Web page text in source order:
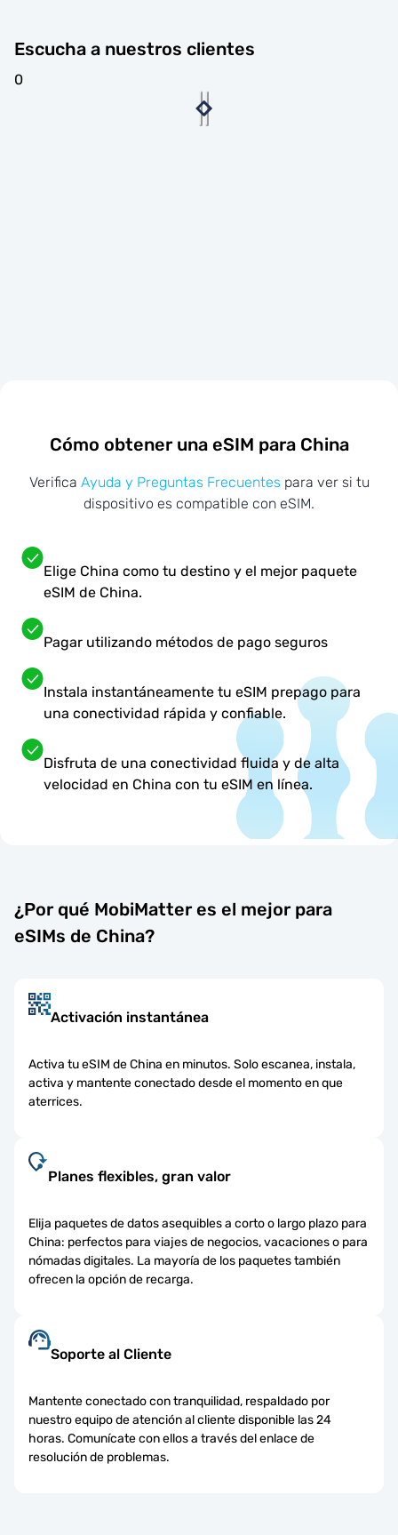
Escucha a nuestros clientes
0
Cómo obtener una eSIM para China
Verifica Ayuda y Preguntas Frecuentes para ver si tu
dispositivo es compatible con eSIM.
Elige China como tu destino y el mejor paquete
eSIM de China.
Pagar utilizando métodos de pago seguros
Instala instantáneamente tu eSIM prepago para
una conectividad rápida y confiable.
Disfruta de una conectividad fluida y de alta
velocidad en China con tu eSIM en línea.
¿Por qué MobiMatter es el mejor para
eSIMs de China?
Activación instantánea
Activa tu eSIM de China en minutos. Solo escanea, instala,
activa y mantente conectado desde el momento en que
aterrices.
Planes flexibles, gran valor
Elija paquetes de datos asequibles a corto o largo plazo para
China: perfectos para viajes de negocios, vacaciones o para
nómadas digitales. La mayoría de los paquetes también
ofrecen la opción de recarga.
Soporte al Cliente
Mantente conectado con tranquilidad, respaldado por
nuestro equipo de atención al cliente disponible las 24
horas. Comunícate con ellos a través del enlace de
resolución de problemas.